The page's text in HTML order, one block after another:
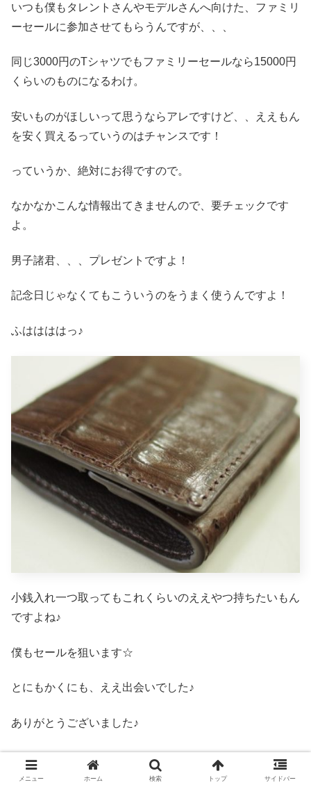
いつも僕もタレントさんやモデルさんへ向けた、ファミリ
ーセールに参加させてもらうんですが、、、
同じ3000円のTシャツでもファミリーセールなら15000円
くらいのものになるわけ。
安いものがほしいって思うならアレですけど、、ええもん
を安く買えるっていうのはチャンスです！
っていうか、絶対にお得ですので。
なかなかこんな情報出てきませんので、要チェックです
よ。
男子諸君、、、プレゼントですよ！
記念日じゃなくてもこういうのをうまく使うんですよ！
ふははははっ♪
小銭入れ一つ取ってもこれくらいのええやつ持ちたいもん
ですよね♪
僕もセールを狙います☆
とにもかくにも、ええ出会いでした♪
ありがとうございました♪
メニュー ホーム 検索 トップ サイドバー